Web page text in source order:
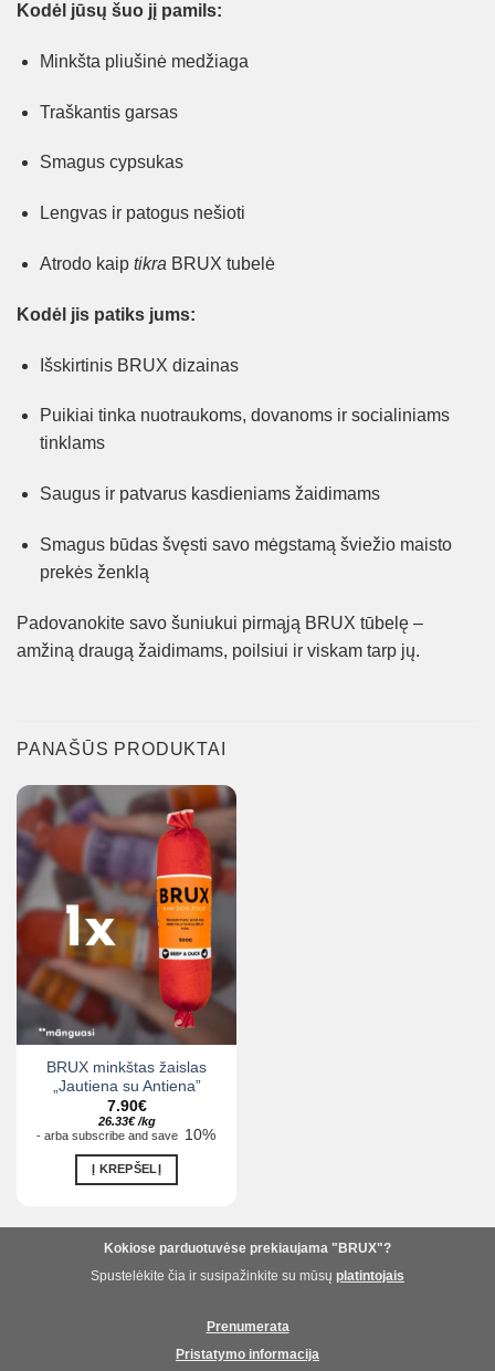
Kodėl jūsų šuo jį pamils:
Minkšta pliušinė medžiaga
Traškantis garsas
Smagus cypsukas
Lengvas ir patogus nešioti
Atrodo kaip tikra BRUX tubelė
Kodėl jis patiks jums:
Išskirtinis BRUX dizainas
Puikiai tinka nuotraukoms, dovanoms ir socialiniams
tinklams
Saugus ir patvarus kasdieniams žaidimams
Smagus būdas švęsti savo mėgstamą šviežio maisto
prekės ženklą
Padovanokite savo šuniukui pirmąją BRUX tūbelę –
amžiną draugą žaidimams, poilsiui ir viskam tarp jų.
PANAŠŪS PRODUKTAI
BRUX minkštas žaislas
„Jautiena su Antiena”
7.90€
26.33€ /kg
-arba subscribe and save 10%
Į KREPŠELĮ
Kokiose parduotuvėse prekiaujama "BRUX"?
Spustelėkite čia ir susipažinkite su mūsų platintojais
Prenumerata
Pristatymo informacija